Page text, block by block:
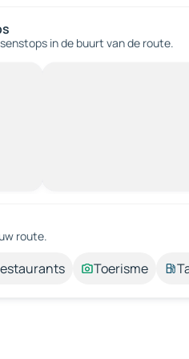
in de buurt van de route.
route.
Toerisme